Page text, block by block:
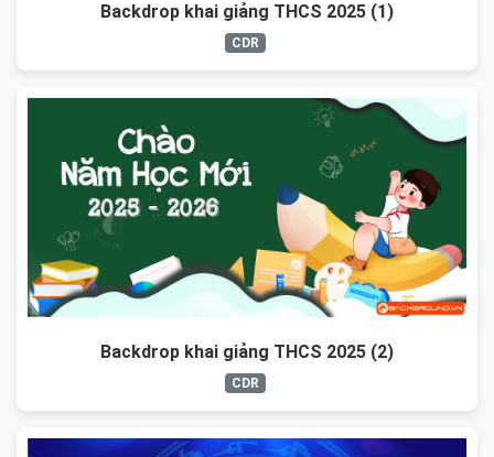
Backdrop khai giảng THCS 2025 (1)
CDR
Backdrop khai giảng THCS 2025 (2)
CDR